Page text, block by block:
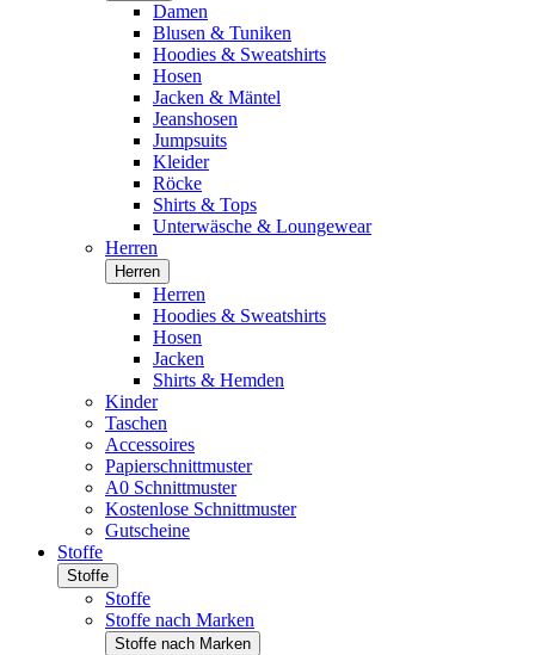
Damen
Blusen & Tuniken
Hoodies & Sweatshirts
Hosen
Jacken & Mäntel
Jeanshosen
Jumpsuits
Kleider
Röcke
Shirts & Tops
Unterwäsche & Loungewear
Herren
Herren
Herren
Hoodies & Sweatshirts
Hosen
Jacken
Shirts & Hemden
Kinder
Taschen
Accessoires
Papierschnittmuster
A0 Schnittmuster
Kostenlose Schnittmuster
Gutscheine
Stoffe
Stoffe
Stoffe
Stoffe nach Marken
Stoffe nach Marken